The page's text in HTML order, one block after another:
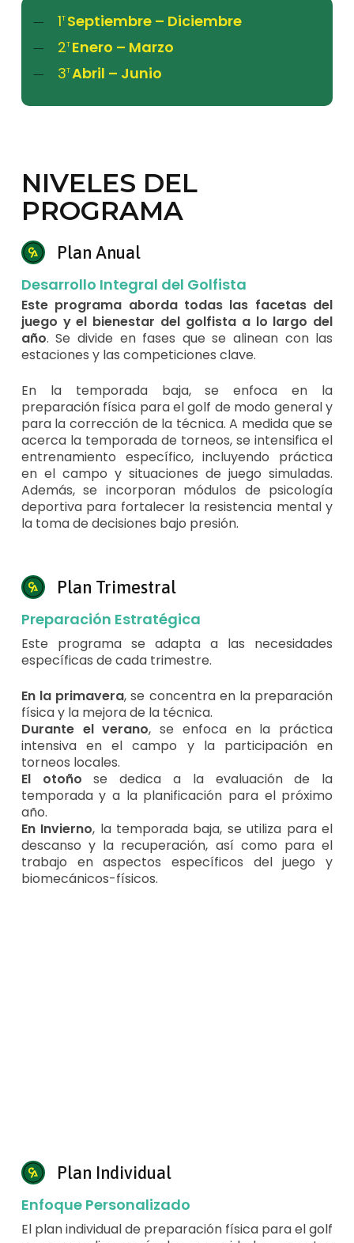
1T Septiembre – Diciembre
2T Enero – Marzo
3TAbril – Junio
NIVELES DEL
PROGRAMA
Plan Anual
Desarrollo Integral del Golfista
Este programa aborda todas las facetas del
juego y el bienestar del golfista a lo largo del
año. Se divide en fases que se alinean con las
estaciones y las competiciones clave.
En la temporada baja, se enfoca en la
preparación física para el golf de modo general y
para la corrección de la técnica. A medida que se
acerca la temporada de torneos, se intensifica el
entrenamiento específico, incluyendo práctica
en el campo y situaciones de juego simuladas.
Además, se incorporan módulos de psicología
deportiva para fortalecer la resistencia mental y
la toma de decisiones bajo presión.
Plan Trimestral
Preparación Estratégica
Este programa se adapta a las necesidades
específicas de cada trimestre.
En la primavera, se concentra en la preparación
física y la mejora de la técnica.
Durante el verano, se enfoca en la práctica
intensiva en el campo y la participación en
torneos locales.
El otoño se dedica a la evaluación de la
temporada y a la planificación para el próximo
año.
En Invierno, la temporada baja, se utiliza para el
descanso y la recuperación, así como para el
trabajo en aspectos específicos del juego y
biomecánicos-físicos.
Plan Individual
Enfoque Personalizado
El plan individual de preparación física para el golf